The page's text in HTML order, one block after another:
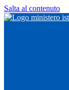
Salta al contenuto